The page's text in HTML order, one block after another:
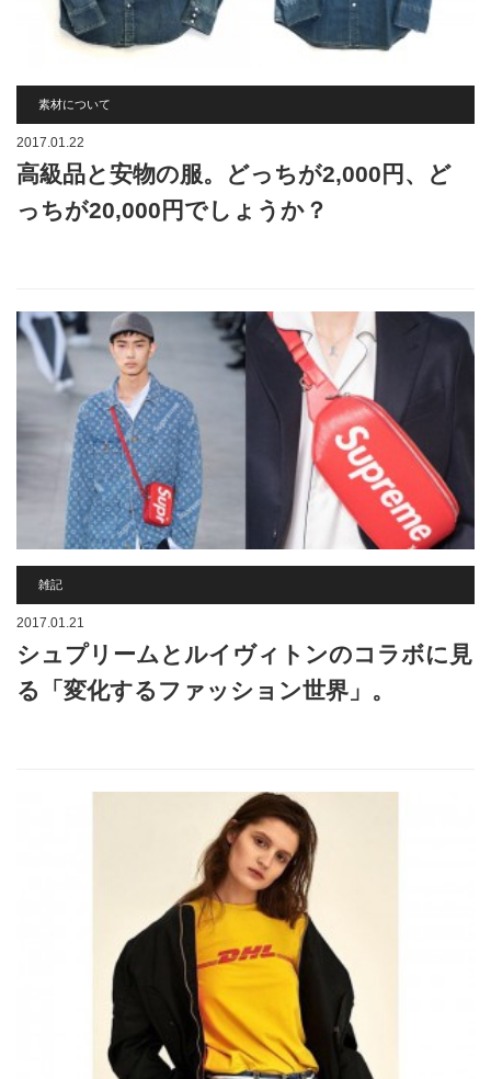
素材について
2017.01.22
高級品と安物の服。どっちが2,000円、ど
っちが20,000円でしょうか？
雑記
2017.01.21
シュプリームとルイヴィトンのコラボに見
る「変化するファッション世界」。